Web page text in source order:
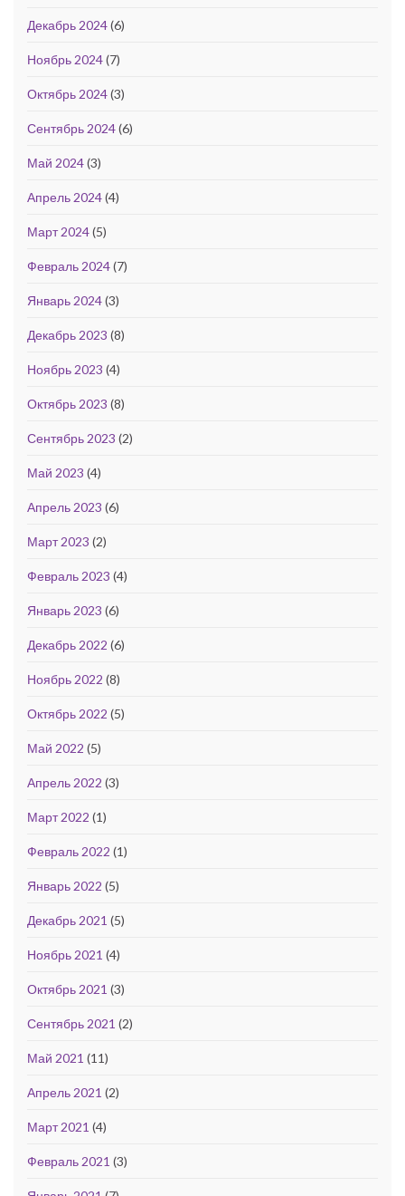
Декабрь 2024(6)
Ноябрь 2024(7)
Октябрь 2024(3)
Сентябрь 2024(6)
Май 2024(3)
Апрель 2024(4)
Март 2024(5)
Февраль 2024(7)
Январь 2024(3)
Декабрь 2023 (8)
Ноябрь 2023 (4)
Октябрь 2023 (8)
Сентябрь 2023 (2)
Май 2023 (4)
Апрель 2023 (6)
Март 2023 (2)
Февраль 2023 (4)
Январь 2023 (6)
Декабрь 2022 (6)
Ноябрь 2022 (8)
Октябрь 2022 (5)
Май 2022 (5)
Апрель 2022 (3)
Март 2022 (1)
Февраль 2022 (1)
Январь 2022 (5)
Декабрь 2021 (5)
Ноябрь 2021 (4)
Октябрь 2021 (3)
Сентябрь 2021 (2)
Май 2021 (11)
Апрель 2021 (2)
Март 2021 (4)
Февраль 2021 (3)